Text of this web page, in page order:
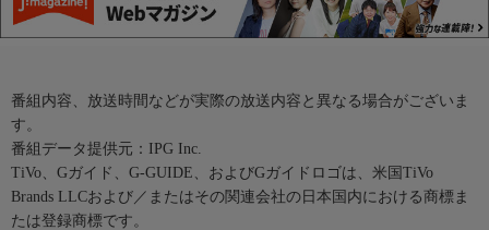
番組内容、放送時間などが実際の放送内容と異なる場合がございま
す。
番組データ提供元：IPG Inc.
TiVo、Gガイド、G-GUIDE、およびGガイドロゴは、米国TiVo
Brands LLCおよび／またはその関連会社の日本国内における商標ま
たは登録商標です。